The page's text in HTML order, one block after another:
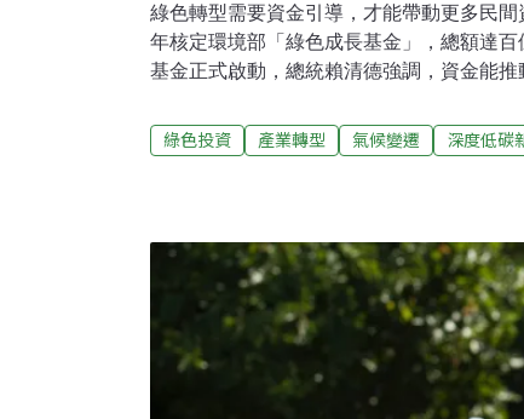
綠色轉型需要資金引導，才能帶動更多民間
年核定環境部「綠色成長基金」，總額達
基金正式啟動，總統賴清德強調，資金能
來也會訂定具體的投資對象篩選標準。百億
遴選投資者國發會去（2024）年核定環境
產業，推動綠色成長，「在全球淨零經濟
機。」環境部長彭啟明分享，淨零工作過
轉型是相當複雜的工作，牽涉不同產業鏈
成淨零的機會才夠大。他指出，綠色成長
基金則將以10年為
綠色投資 產業轉型 氣候變遷 深度低碳